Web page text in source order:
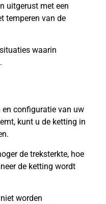
uitgerust met een
temperen van de
waarin
en configuratie van uw
kunt u de ketting in
de treksterkte, hoe
de ketting wordt
worden